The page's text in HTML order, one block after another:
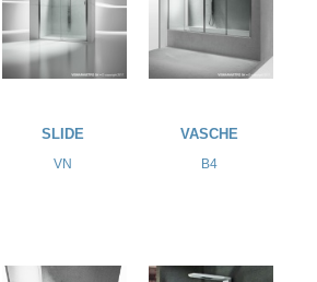
SLIDE
VN
VASCHE
B4